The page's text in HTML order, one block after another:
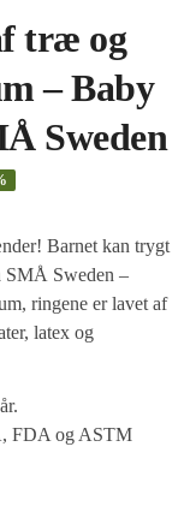
træ og
– Baby
Sweden
Barnet kan trygt
SMÅ Sweden –
ringene er lavet af
latex og
FDA og ASTM